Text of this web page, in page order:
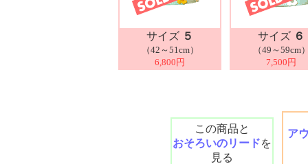
サイズ ５
（42～51cm）
6,800円
サイズ ６
（49～59cm
7,500円
この商品と
おそろいのリードを
見る
ア